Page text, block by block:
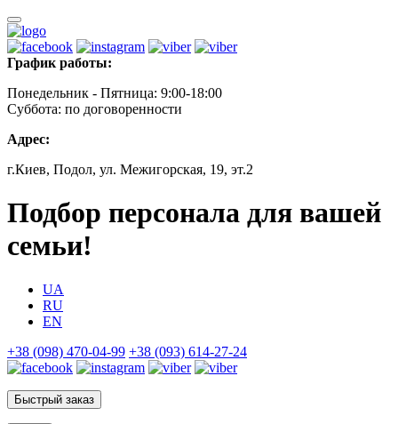
График работы:
Понедельник - Пятница: 9:00-18:00
Суббота: по договоренности
Адрес:
г.Киев, Подол, ул. Межигорская, 19, эт.2
Подбор персонала для вашей
семьи!
UA
RU
EN
+38 (098) 470-04-99 +38 (093) 614-27-24
Быстрый заказ